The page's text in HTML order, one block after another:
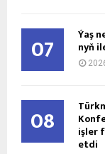
07 Ýaş
nyň
08 işler
etdi